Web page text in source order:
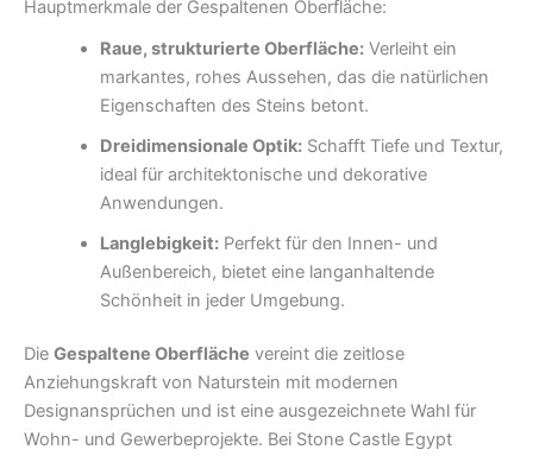
Hauptmerkmale der Gespaltenen Oberfläche:
Raue, strukturierte Oberfläche:Verleiht ein
markantes, rohes Aussehen, das die natürlichen
Eigenschaften des Steins betont.
Dreidimensionale Optik:Schafft Tiefe und Textur,
ideal für architektonische und dekorative
Anwendungen.
Langlebigkeit:Perfekt für den Innen- und
Außenbereich, bietet eine langanhaltende
Schönheit in jeder Umgebung.
Die Gespaltene Oberfläche vereint die zeitlose
Anziehungskraft von Naturstein mit modernen
Designansprüchen und ist eine ausgezeichnete Wahl für
Wohn- und Gewerbeprojekte. Bei Stone Castle Egypt